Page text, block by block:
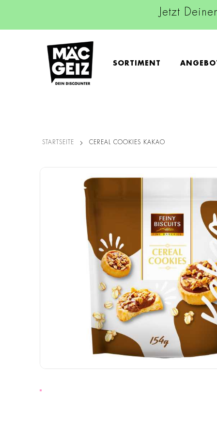
Jetzt
SORTIMENT
STARTSEITE CEREAL COOKIES KAKAO
Zum